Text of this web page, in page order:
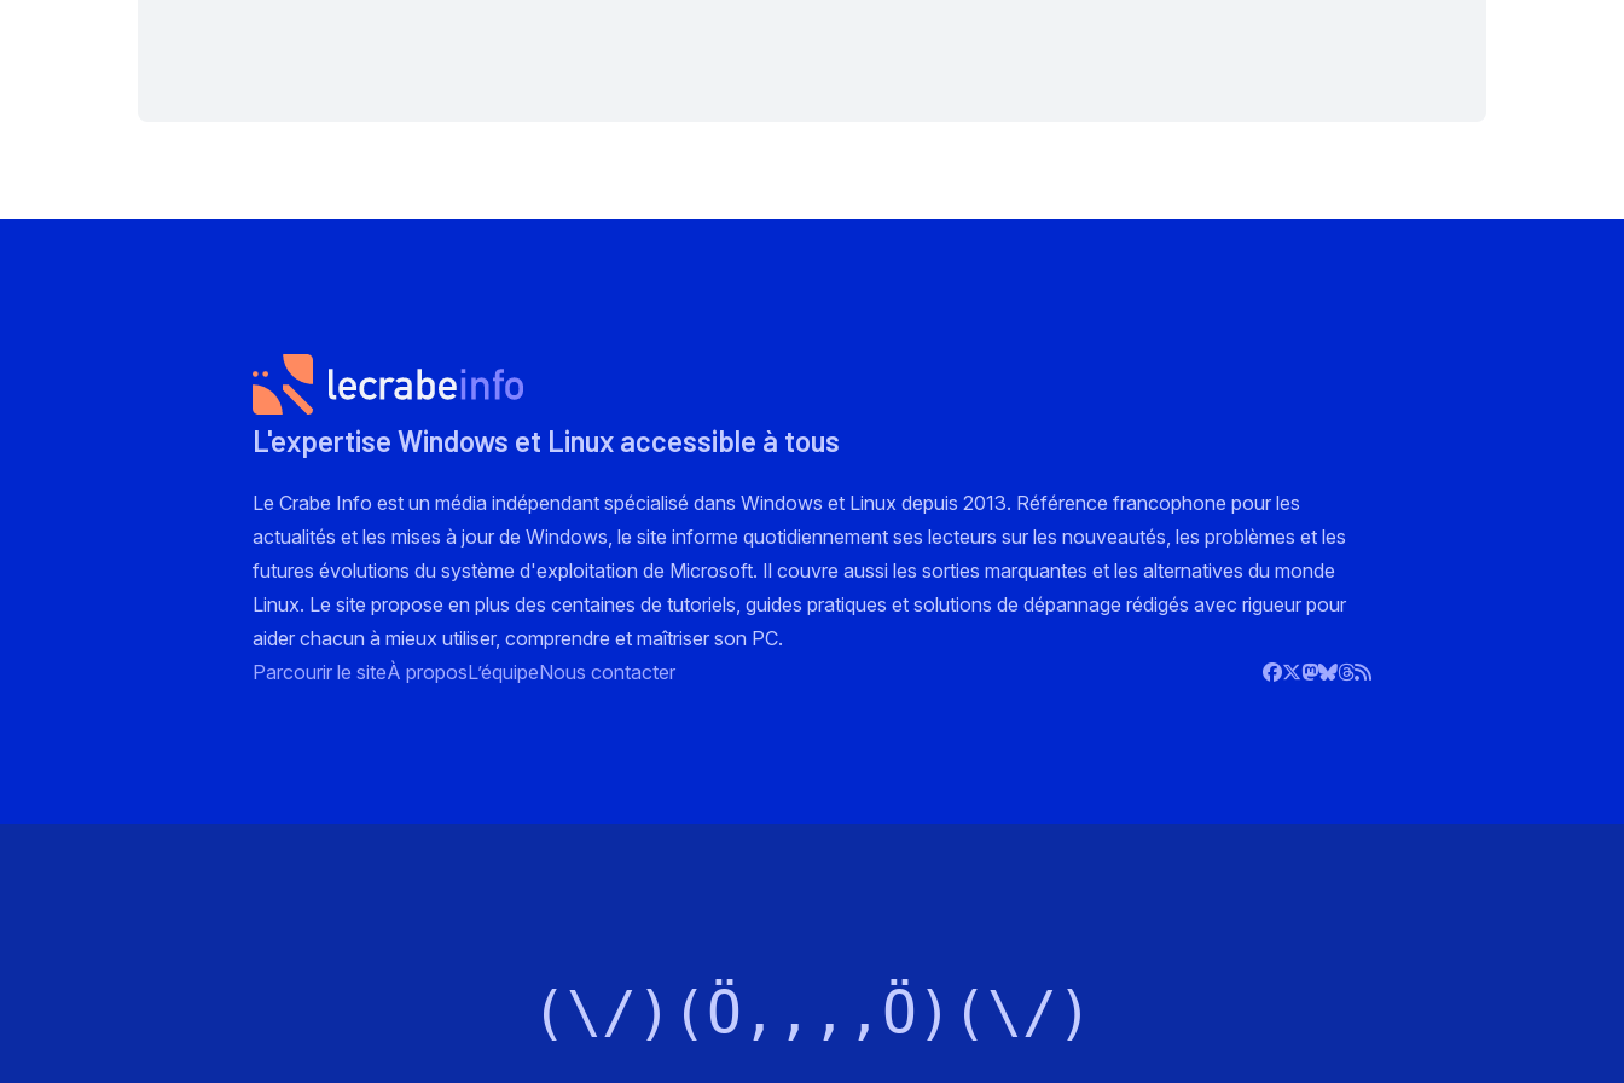
L'expertise Windows et Linux accessible à tous
Le Crabe Info est un média indépendant spécialisé dans Windows et Linux depuis 2013. Référence francophone pour les
actualités et les mises à jour de Windows, le site informe quotidiennement ses lecteurs sur les nouveautés, les problèmes et les
futures évolutions du système d'exploitation de Microsoft. Il couvre aussi les sorties marquantes et les alternatives du monde
Linux. Le site propose en plus des centaines de tutoriels, guides pratiques et solutions de dépannage rédigés avec rigueur pour
aider chacun à mieux utiliser, comprendre et maîtriser son PC.
Parcourir le siteÀ proposL’équipeNous contacter
(\/)(Ö,,,,Ö)(\/)